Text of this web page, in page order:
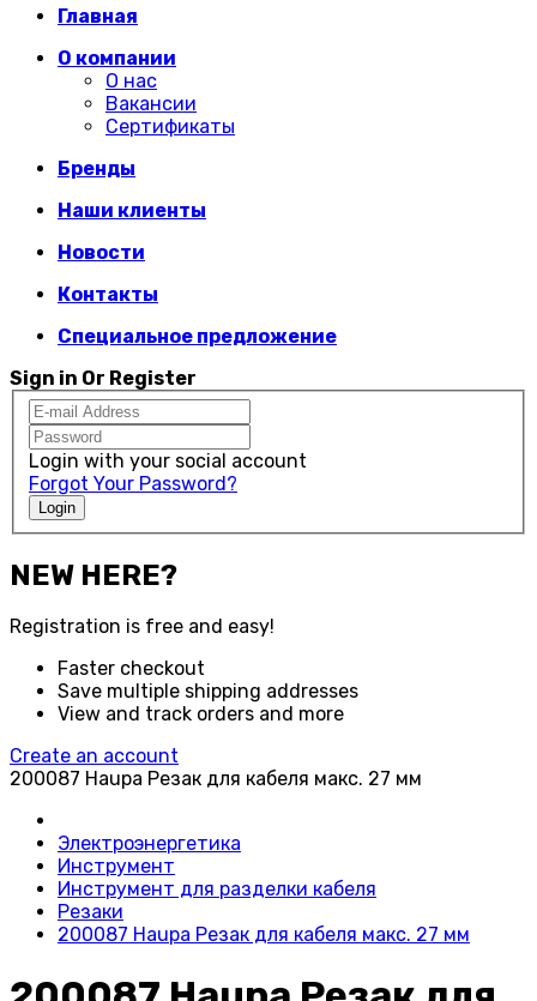
Главная
О компании
О нас
Вакансии
Сертификаты
Бренды
Наши клиенты
Новости
Контакты
Специальное предложение
Sign in Or Register
Login with your social account
Forgot Your Password?
Login
NEW HERE?
Registration is free and easy!
Faster checkout
Save multiple shipping addresses
View and track orders and more
Create an account
200087 Haupa Резак для кабеля макс. 27 мм
Электроэнергетика
Инструмент
Инструмент для разделки кабеля
Резаки
200087 Haupa Резак для кабеля макс. 27 мм